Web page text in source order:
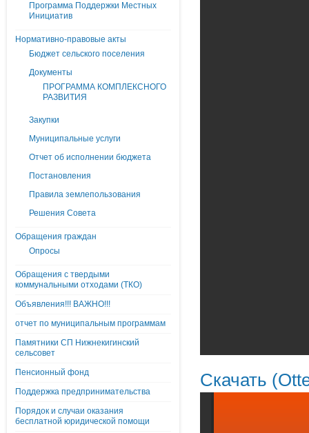
Программа Поддержки Местных
Инициатив
Нормативно-правовые акты
Бюджет сельского поселения
Документы
ПРОГРАММА КОМПЛЕКСНОГО
РАЗВИТИЯ
Закупки
Муниципальные услуги
Отчет об исполнении бюджета
Постановления
Правила землепользования
Решения Совета
Обращения граждан
Опросы
Обращения с твердыми
коммунальными отходами (ТКО)
Объявления!!! ВАЖНО!!!
отчет по муниципальным программам
Памятники СП Нижнекигинский
сельсовет
Пенсионный фонд
Поддержка предпринимательства
Порядок и случаи оказания
бесплатной юридической помощи
Скачать